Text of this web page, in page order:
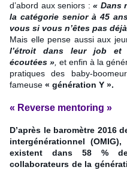
d’abord aux seniors :« Dans
la catégorie senior à 45
vous si vous n’êtes pas
Mais elle pense aussi aux
l’étroit dans leur job et
écoutées » et enfin à la
pratiques des baby-
fameuse « génération Y ».
« Reverse mentoring »
D’après le baromètre 2016
intergénérationnel
existent dans 58 %
collaborateurs de la